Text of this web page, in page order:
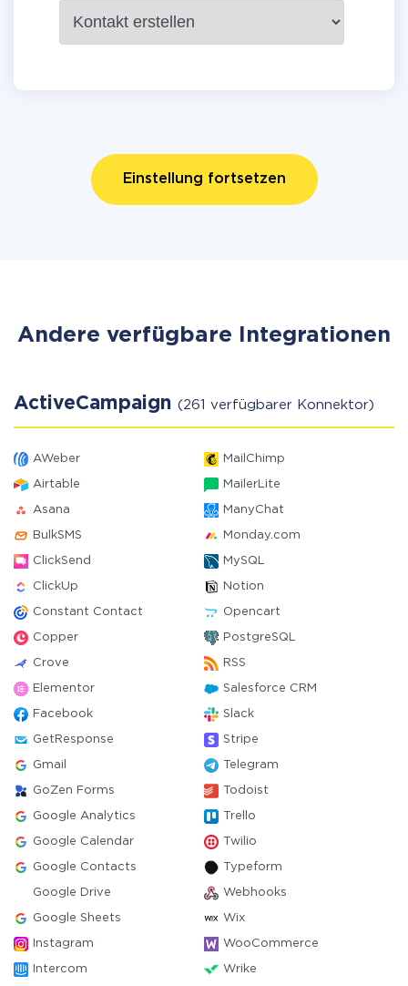
Einstellung fortsetzen
Andere verfügbare Integrationen
ActiveCampaign (261 verfügbarer Konnektor)
AWeber MailChimp
Airtable MailerLite
Asana ManyChat
BulkSMS Monday.com
ClickSend MySQL
ClickUp Notion
Constant Contact Opencart
Copper PostgreSQL
Crove RSS
Elementor Salesforce CRM
Facebook Slack
GetResponse Stripe
Gmail Telegram
GoZen Forms Todoist
Google Analytics Trello
Google Calendar Twilio
Google Contacts Typeform
Google Drive Webhooks
Google Sheets Wix
Instagram WooCommerce
Intercom Wrike